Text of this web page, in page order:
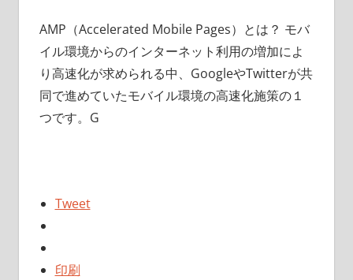
AMP（Accelerated Mobile Pages）とは？ モバ
イル環境からのインターネット利用の増加によ
り高速化が求められる中、GoogleやTwitterが共
同で進めていたモバイル環境の高速化施策の１
つです。G
Tweet
印刷